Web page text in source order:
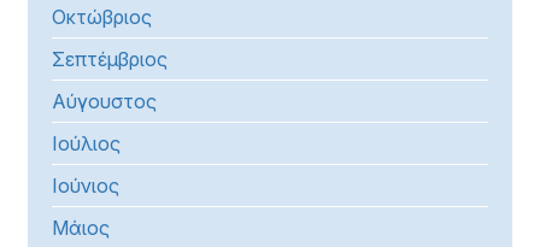
Οκτώβριος
Σεπτέμβριος
Αύγουστος
Ιούλιος
Ιούνιος
Μάιος